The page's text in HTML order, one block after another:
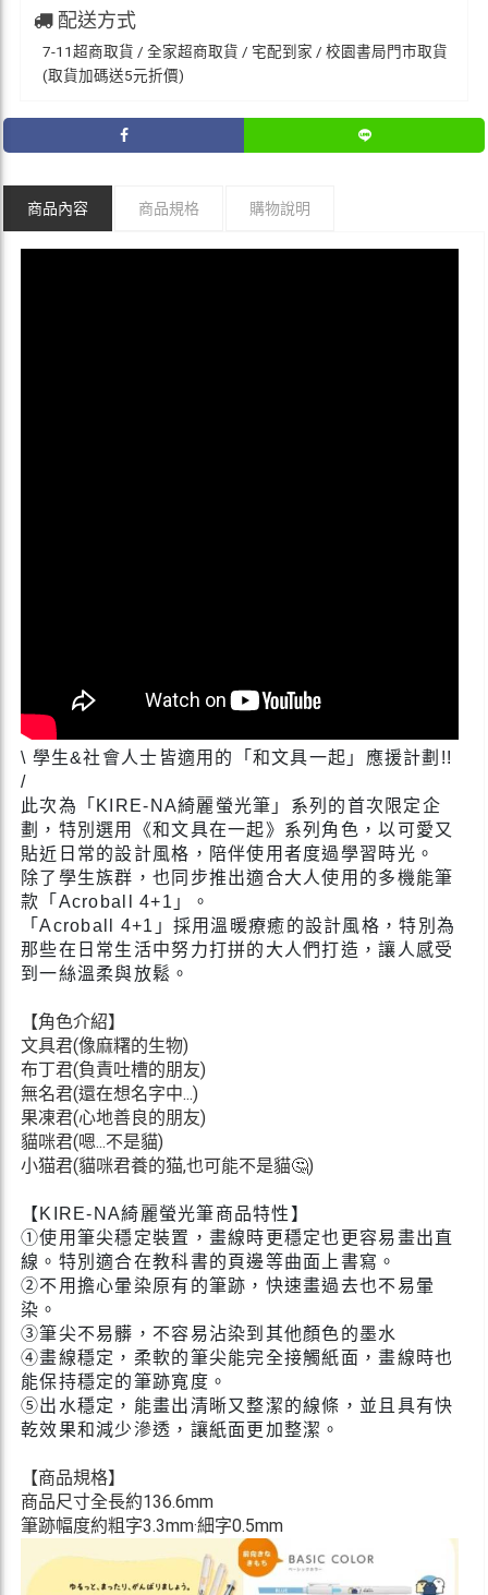
配送方式
7-11超商取貨 / 全家超商取貨 / 宅配到家 / 校園書局門市取貨
(取貨加碼送5元折價)
商品內容 商品規格 購物說明
\ 學生&社會人士皆適用的「和文具一起」應援計劃!!
/
此次為「KIRE-NA綺麗螢光筆」系列的首次限定企
劃，特別選用《和文具在一起》系列角色，以可愛又
貼近日常的設計風格，陪伴使用者度過學習時光。
除了學生族群，也同步推出適合大人使用的多機能筆
款「Acroball 4+1」。
「Acroball 4+1」採用溫暖療癒的設計風格，特別為
那些在日常生活中努力打拼的大人們打造，讓人感受
到一絲溫柔與放鬆。
【角色介紹】
文具君(像麻糬的生物)
布丁君(負責吐槽的朋友)
無名君(還在想名字中...)
果凍君(心地善良的朋友)
貓咪君(嗯...不是貓)
小猫君(貓咪君養的猫,也可能不是貓🤔)
【KIRE-NA綺麗螢光筆商品特性】
①使用筆尖穩定裝置，畫線時更穩定也更容易畫出直
線。特別適合在教科書的頁邊等曲面上書寫。
②不用擔心暈染原有的筆跡，快速畫過去也不易暈
染。
③筆尖不易髒，不容易沾染到其他顏色的墨水
④畫線穩定，柔軟的筆尖能完全接觸紙面，畫線時也
能保持穩定的筆跡寬度。
⑤出水穩定，能畫出清晰又整潔的線條，並且具有快
乾效果和減少滲透，讓紙面更加整潔。
【商品規格】
商品尺寸全長約136.6mm
筆跡幅度約粗字3.3mm·細字0.5mm